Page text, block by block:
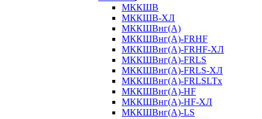
МККШВ
МККШВ-ХЛ
МККШВнг(А)
МККШВнг(А)-FRHF
МККШВнг(А)-FRHF-ХЛ
МККШВнг(А)-FRLS
МККШВнг(А)-FRLS-ХЛ
МККШВнг(А)-FRLSLTx
МККШВнг(А)-HF
МККШВнг(А)-HF-ХЛ
МККШВнг(А)-LS